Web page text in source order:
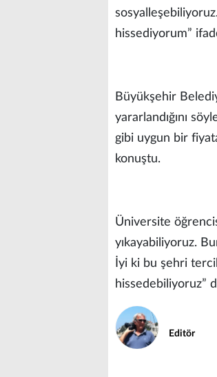
hissediyorum”
Büyükşehir
yararlandığını
gibi uygun bir
konuştu.
Üniversite
yıkayabiliyoruz.
İyi ki bu şehri
hissedebiliyoruz”
Editör